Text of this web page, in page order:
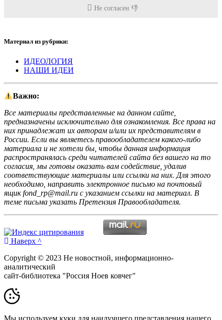
Не согласен 👎
Материал из рубрики:
ИДЕОЛОГИЯ
НАШИ ИДЕИ
Важно:
Все материалы представленные на данном сайте,
предназначены исключительно для ознакомления. Все права на
них принадлежат их авторам и/или их представителям в
России. Если вы являетесь правообладателем какого-либо
материала и не хотели бы, чтобы данная информация
распространялась среди читателей сайта без вашего на то
согласия, мы готовы оказать вам содействие, удалив
соответствующие материалы или ссылки на них. Для этого
необходимо, направить электронное письмо на почтовый
ящик fond_rp@mail.ru с указанием ссылки на материал. В
теме письма указать Претензия Правообладателя.
Наверх ^
Copyright © 2023 Не новостной, информационно-
аналитический
сайт-библиотека "Россия Ноев ковчег"
Мы используем куки для наилучшего представления нашего